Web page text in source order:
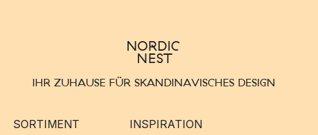
IHR ZUHAUSE FÜR SKANDINAVISCHES DESIGN
SORTIMENT INSPIRATION